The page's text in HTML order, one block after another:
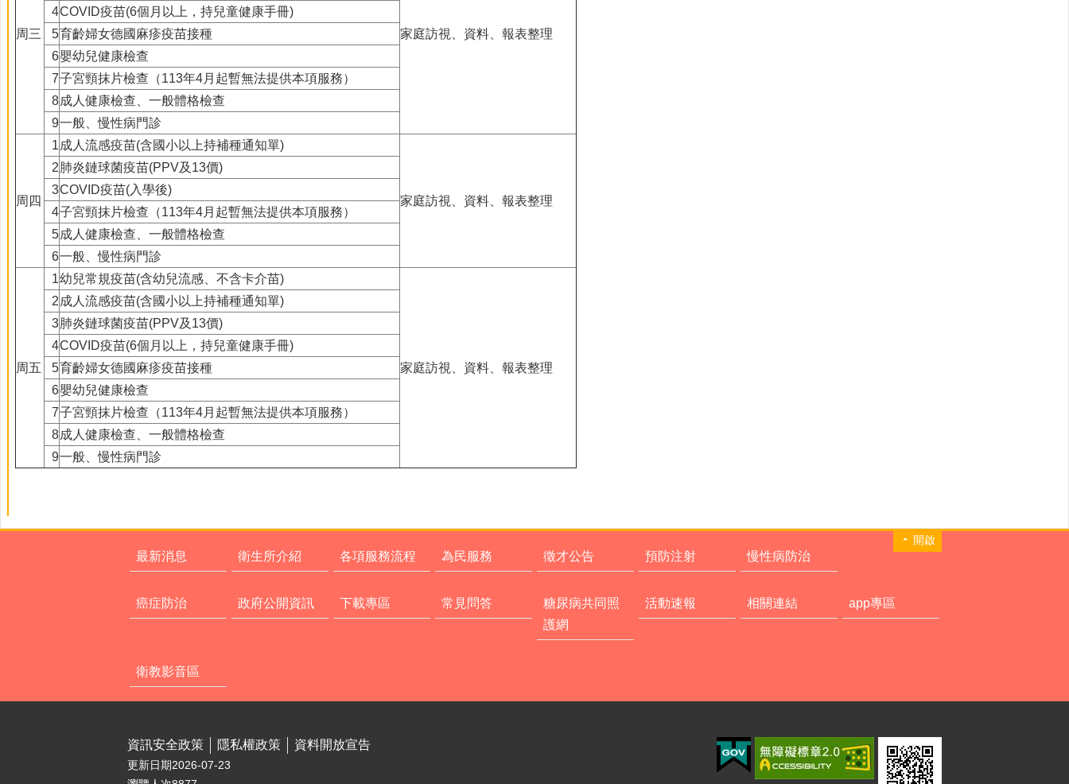
周三 家庭訪視、資料、報表整理
4COVID疫苗(6個月以上，持兒童健康手冊)
5育齡婦女德國麻疹疫苗接種
6嬰幼兒健康檢查
7子宮頸抹片檢查（113年4月起暫無法提供本項服務）
8成人健康檢查、一般體格檢查
9一般、慢性病門診
周四
1 成人流感疫苗(含國小以上持補種通知單)
家庭訪視、資料、報表整理
2 肺炎鏈球菌疫苗(PPV及13價)
3COVID疫苗(入學後)
4子宮頸抹片檢查（113年4月起暫無法提供本項服務）
5成人健康檢查、一般體格檢查
6一般、慢性病門診
周五
1幼兒常規疫苗(含幼兒流感、不含卡介苗)
家庭訪視、資料、報表整理
2 成人流感疫苗(含國小以上持補種通知單)
3肺炎鏈球菌疫苗(PPV及13價)
4COVID疫苗(6個月以上，持兒童健康手冊)
5育齡婦女德國麻疹疫苗接種
6嬰幼兒健康檢查
7子宮頸抹片檢查（113年4月起暫無法提供本項服務）
8成人健康檢查、一般體格檢查
9一般、慢性病門診
開啟
最新消息 衛生所介紹 各項服務流程 為民服務 徵才公告 預防注射 慢性病防治
癌症防治 政府公開資訊 下載專區 常見問答
糖尿病共同照
護網
活動速報 相關連結 app專區
衛教影音區
資訊安全政策 隱私權政策 資料開放宣告
更新日期2026-07-23